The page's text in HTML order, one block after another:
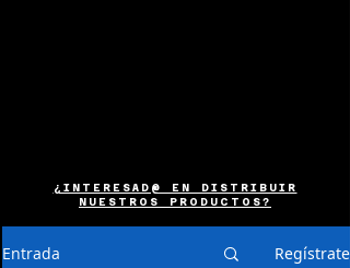
¿INTERESAD@ EN DISTRIBUIR
NUESTROS PRODUCTOS?
Entrada Regístrate